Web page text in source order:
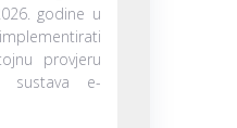
godine u
provjeru
sustava e-